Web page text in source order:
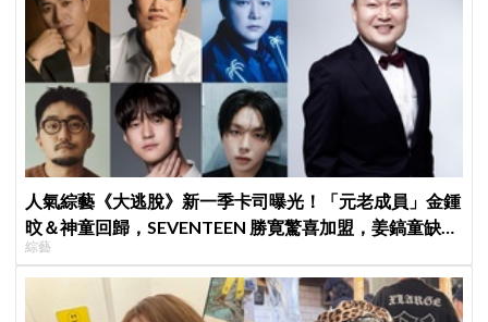
人氣綜藝《大逃脫》新一季卡司曝光！「元老成員」金鍾
旼＆神童回歸，SEVENTEEN 勝寛驚喜加盟，姜鎬童缺席
成最大焦點
綜藝